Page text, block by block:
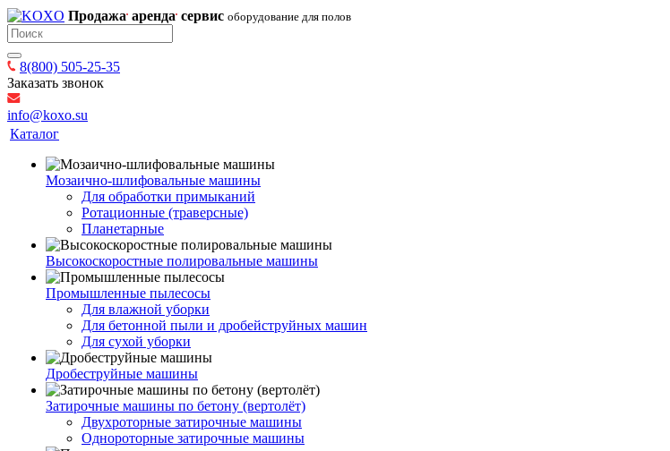
Продажа аренда сервис оборудование для полов
8(800) 505-25-35
Заказать звонок
info@koxo.su
Каталог
Мозаично-шлифовальные машины
Для обработки примыканий
Ротационные (траверсные)
Планетарные
Высокоскоростные полировальные машины
Промышленные пылесосы
Для влажной уборки
Для бетонной пыли и дробейструйных машин
Для сухой уборки
Дробеструйные машины
Затирочные машины по бетону (вертолёт)
Двухроторные затирочные машины
Однороторные затирочные машины